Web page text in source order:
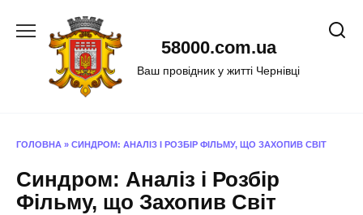
58000.com.ua
Ваш провідник у житті Чернівці
ГОЛОВНА » СИНДРОМ: АНАЛІЗ І РОЗБІР ФІЛЬМУ, ЩО ЗАХОПИВ СВІТ
Синдром: Аналіз і Розбір
Фільму, що Захопив Світ